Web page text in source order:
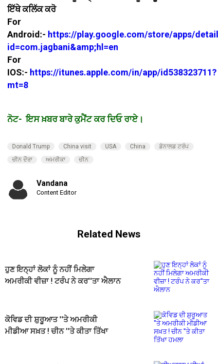
ਇੱਥੇ ਕਲਿੱਕ ਕਰੋ
For
Android:- https://play.google.com/store/apps/
id=com.jagbani&amp;hl=en
For
IOS:- https://itunes.apple.com/in/app/id538323711?
mt=8
ਨੋਟ- ਇਸ ਖ਼ਬਰ ਬਾਰੇ ਕੁਮੈਂਟ ਕਰ ਦਿਓ ਰਾਏ।
Donald Trump China visit USA China
ਡੋਨਾਲਡ ਟਰੰਪ
ਚੀਨ ਦੌਰਾ
ਅਮਰੀਕਾ ਚੀਨ
Vandana
Content Editor
Related News
ਹੁਣ ਇਨ੍ਹਾਂ ਲੋਕਾਂ ਨੂੰ ਨਹੀਂ ਮਿਲੇਗਾ
ਅਮਰੀਕੀ ਵੀਜ਼ਾ ! ਟਰੰਪ ਨੇ ਕਰ''ਤਾ ਐਲਾਨ
ਕੋਵਿਡ ਦੀ ਸ਼ੁਰੂਆਤ ''ਤੇ ਅਮਰੀਕੀ
ਮੀਡੀਆ ਸਖ਼ਤ ! ਚੀਨ ''ਤੇ ਕੀਤਾ ਤਿੱਖਾ